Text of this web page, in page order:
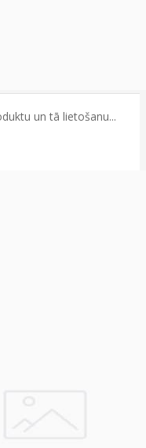
un tā lietošanu...